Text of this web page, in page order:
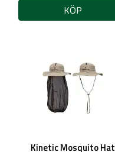
KÖP
Kinetic Mosquito Hat